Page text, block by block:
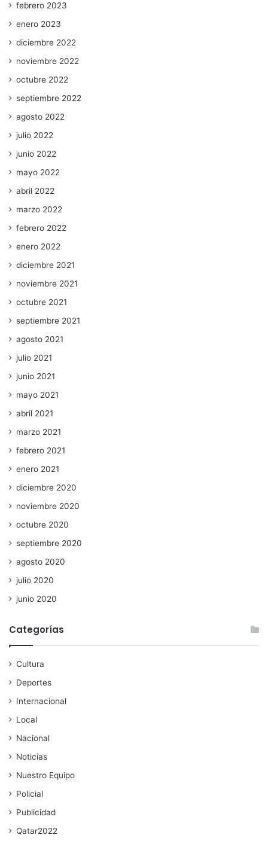
febrero 2023
enero 2023
diciembre 2022
noviembre 2022
octubre 2022
septiembre 2022
agosto 2022
julio 2022
junio 2022
mayo 2022
abril 2022
marzo 2022
febrero 2022
enero 2022
diciembre 2021
noviembre 2021
octubre 2021
septiembre 2021
agosto 2021
julio 2021
junio 2021
mayo 2021
abril 2021
marzo 2021
febrero 2021
enero 2021
diciembre 2020
noviembre 2020
octubre 2020
septiembre 2020
agosto 2020
julio 2020
junio 2020
Categorías
Cultura
Deportes
Internacional
Local
Nacional
Noticias
Nuestro Equipo
Policial
Publicidad
Qatar2022